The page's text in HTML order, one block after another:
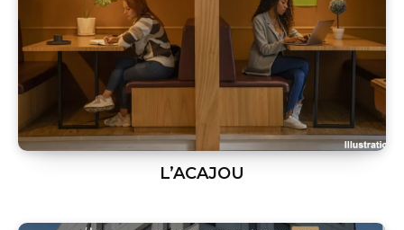
L’ACAJOU